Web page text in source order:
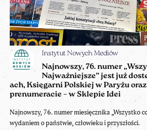
Instytut Nowych Mediów
Najnowszy, 76. numer
Najważniejsze” jest już
ach, Księgarni Polskiej w Paryżu
prenumeracie – w Sklepie Idei
Najnowszy, 76. numer miesięcznika „Wszystko
wydaniem o państwie, człowieku i przyszłości.